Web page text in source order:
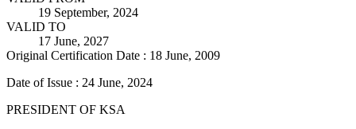
19 September, 2024
VALID TO
17 June, 2027
Original Certification Date : 18 June, 2009
Date of Issue : 24 June, 2024
PRESIDENT OF KSA